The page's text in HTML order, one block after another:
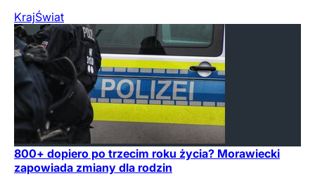
KrajŚwiat
800+ dopiero po trzecim roku życia? Morawiecki
zapowiada zmiany dla rodzin